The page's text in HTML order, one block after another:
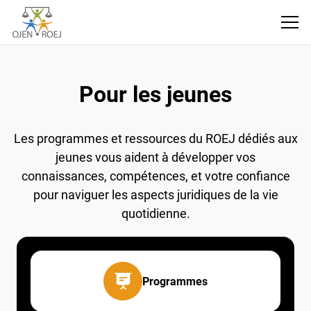
Pour les jeunes
Les programmes et ressources du ROEJ dédiés
aux jeunes vous aident à développer vos
connaissances, compétences, et votre confiance
pour naviguer les aspects juridiques de la vie
quotidienne.
Programmes